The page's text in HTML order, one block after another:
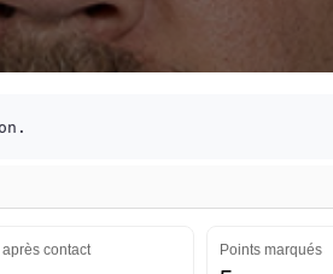
après contact Points marqués